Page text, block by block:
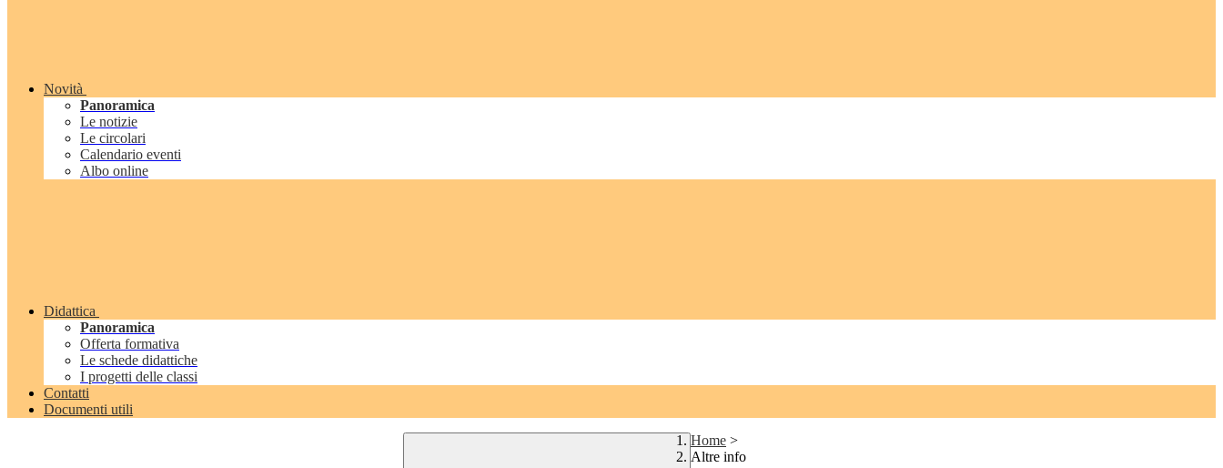
Novità
Panoramica
Le notizie
Le circolari
Calendario eventi
Albo online
Didattica
Panoramica
Offerta formativa
Le schede didattiche
I progetti delle classi
Contatti
Documenti utili
Home >
Altre info